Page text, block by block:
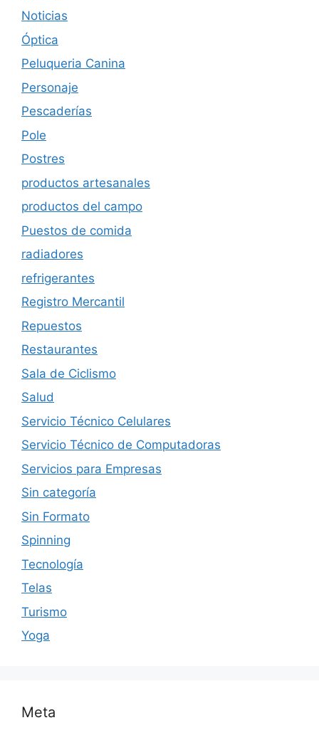
Noticias
Óptica
Peluqueria Canina
Personaje
Pescaderías
Pole
Postres
productos artesanales
productos del campo
Puestos de comida
radiadores
refrigerantes
Registro Mercantil
Repuestos
Restaurantes
Sala de Ciclismo
Salud
Servicio Técnico Celulares
Servicio Técnico de Computadoras
Servicios para Empresas
Sin categoría
Sin Formato
Spinning
Tecnología
Telas
Turismo
Yoga
Meta